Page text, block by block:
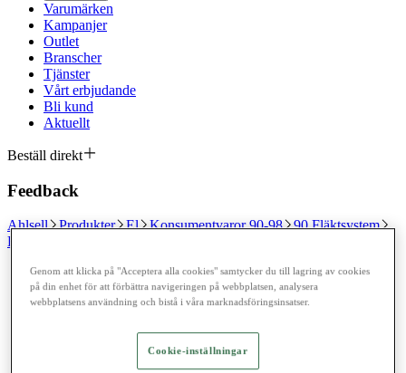
Varumärken
Kampanjer
Outlet
Branscher
Tjänster
Vårt erbjudande
Bli kund
Aktuellt
Beställ direkt
Feedback
Ahlsell Produkter El Konsumentvaror 90-98
90 Fläktsystem
Reservdelar till spisfläktar Franke Futurum
Genom att klicka på "Acceptera alla cookies" samtycker du till lagring av cookies
på din enhet för att förbättra navigeringen på webbplatsen, analysera
webbplatsens användning och bistå i våra marknadsföringsinsatser.
Cookie-inställningar